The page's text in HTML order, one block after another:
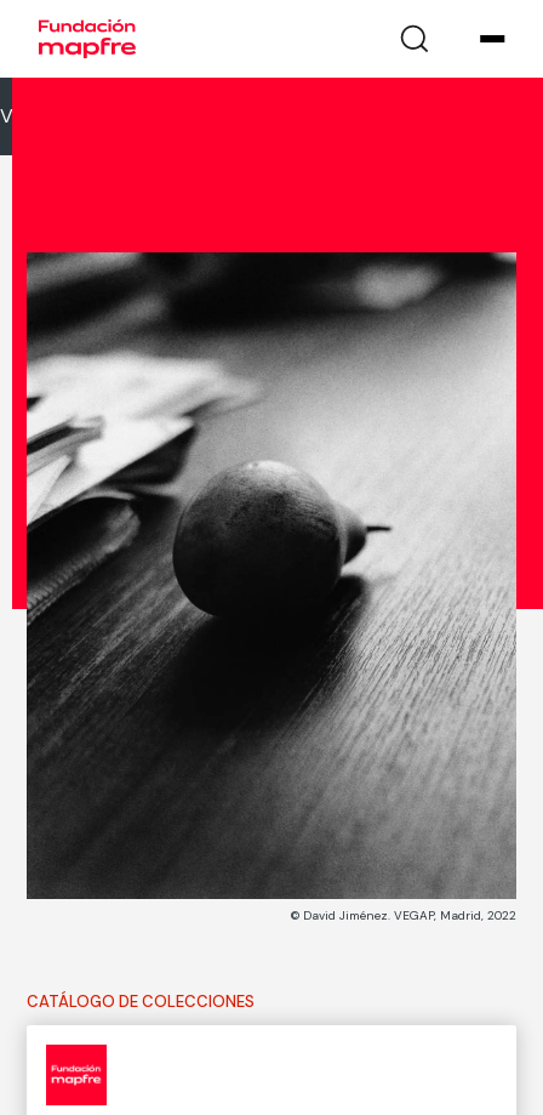
VOLVER
© David Jiménez. VEGAP, Madrid, 2022
CATÁLOGO DE COLECCIONES
David Jiménez